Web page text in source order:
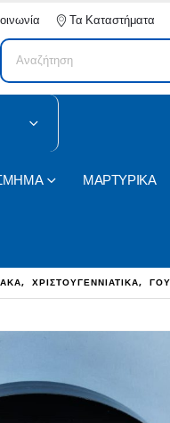
Τα Καταστήματα
ΜΑΡΤΥΡΙΚΑ
, ΧΡΙΣΤΟΥΓΕΝΝΙΑΤΙΚΑ,